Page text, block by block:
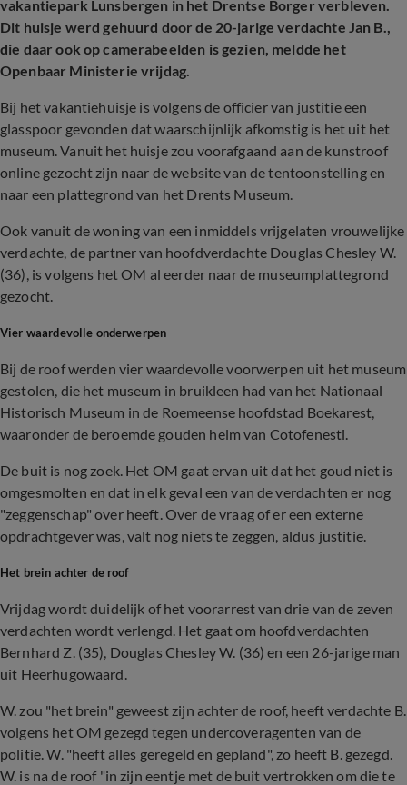
vakantiepark Lunsbergen in het Drentse Borger verbleven.
Dit huisje werd gehuurd door de 20-jarige verdachte Jan B.,
die daar ook op camerabeelden is gezien, meldde het
Openbaar Ministerie vrijdag.
Bij het vakantiehuisje is volgens de officier van justitie een
glasspoor gevonden dat waarschijnlijk afkomstig is het uit het
museum. Vanuit het huisje zou voorafgaand aan de kunstroof
online gezocht zijn naar de website van de tentoonstelling en
naar een plattegrond van het Drents Museum.
Ook vanuit de woning van een inmiddels vrijgelaten vrouwelijke
verdachte, de partner van hoofdverdachte Douglas Chesley W.
(36), is volgens het OM al eerder naar de museumplattegrond
gezocht.
Vier waardevolle onderwerpen
Bij de roof werden vier waardevolle voorwerpen uit het museum
gestolen, die het museum in bruikleen had van het Nationaal
Historisch Museum in de Roemeense hoofdstad Boekarest,
waaronder de beroemde gouden helm van Cotofenesti.
De buit is nog zoek. Het OM gaat ervan uit dat het goud niet is
omgesmolten en dat in elk geval een van de verdachten er nog
"zeggenschap" over heeft. Over de vraag of er een externe
opdrachtgever was, valt nog niets te zeggen, aldus justitie.
Het brein achter de roof
Vrijdag wordt duidelijk of het voorarrest van drie van de zeven
verdachten wordt verlengd. Het gaat om hoofdverdachten
Bernhard Z. (35), Douglas Chesley W. (36) en een 26-jarige man
uit Heerhugowaard.
W. zou "het brein" geweest zijn achter de roof, heeft verdachte B.
volgens het OM gezegd tegen undercoveragenten van de
politie. W. "heeft alles geregeld en gepland", zo heeft B. gezegd.
W. is na de roof "in zijn eentje met de buit vertrokken om die te